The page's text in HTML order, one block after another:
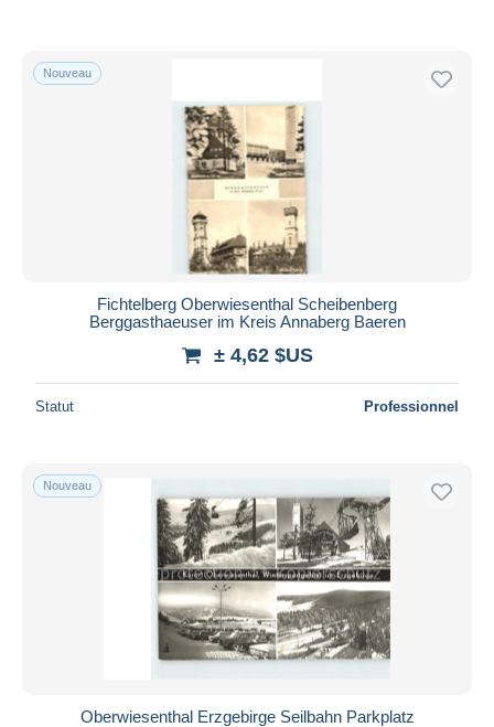
Nouveau
Fichtelberg Oberwiesenthal Scheibenberg
Berggasthaeuser im Kreis Annaberg Baeren
± 4,62 $US
Statut Professionnel
Nouveau
Oberwiesenthal Erzgebirge Seilbahn Parkplatz